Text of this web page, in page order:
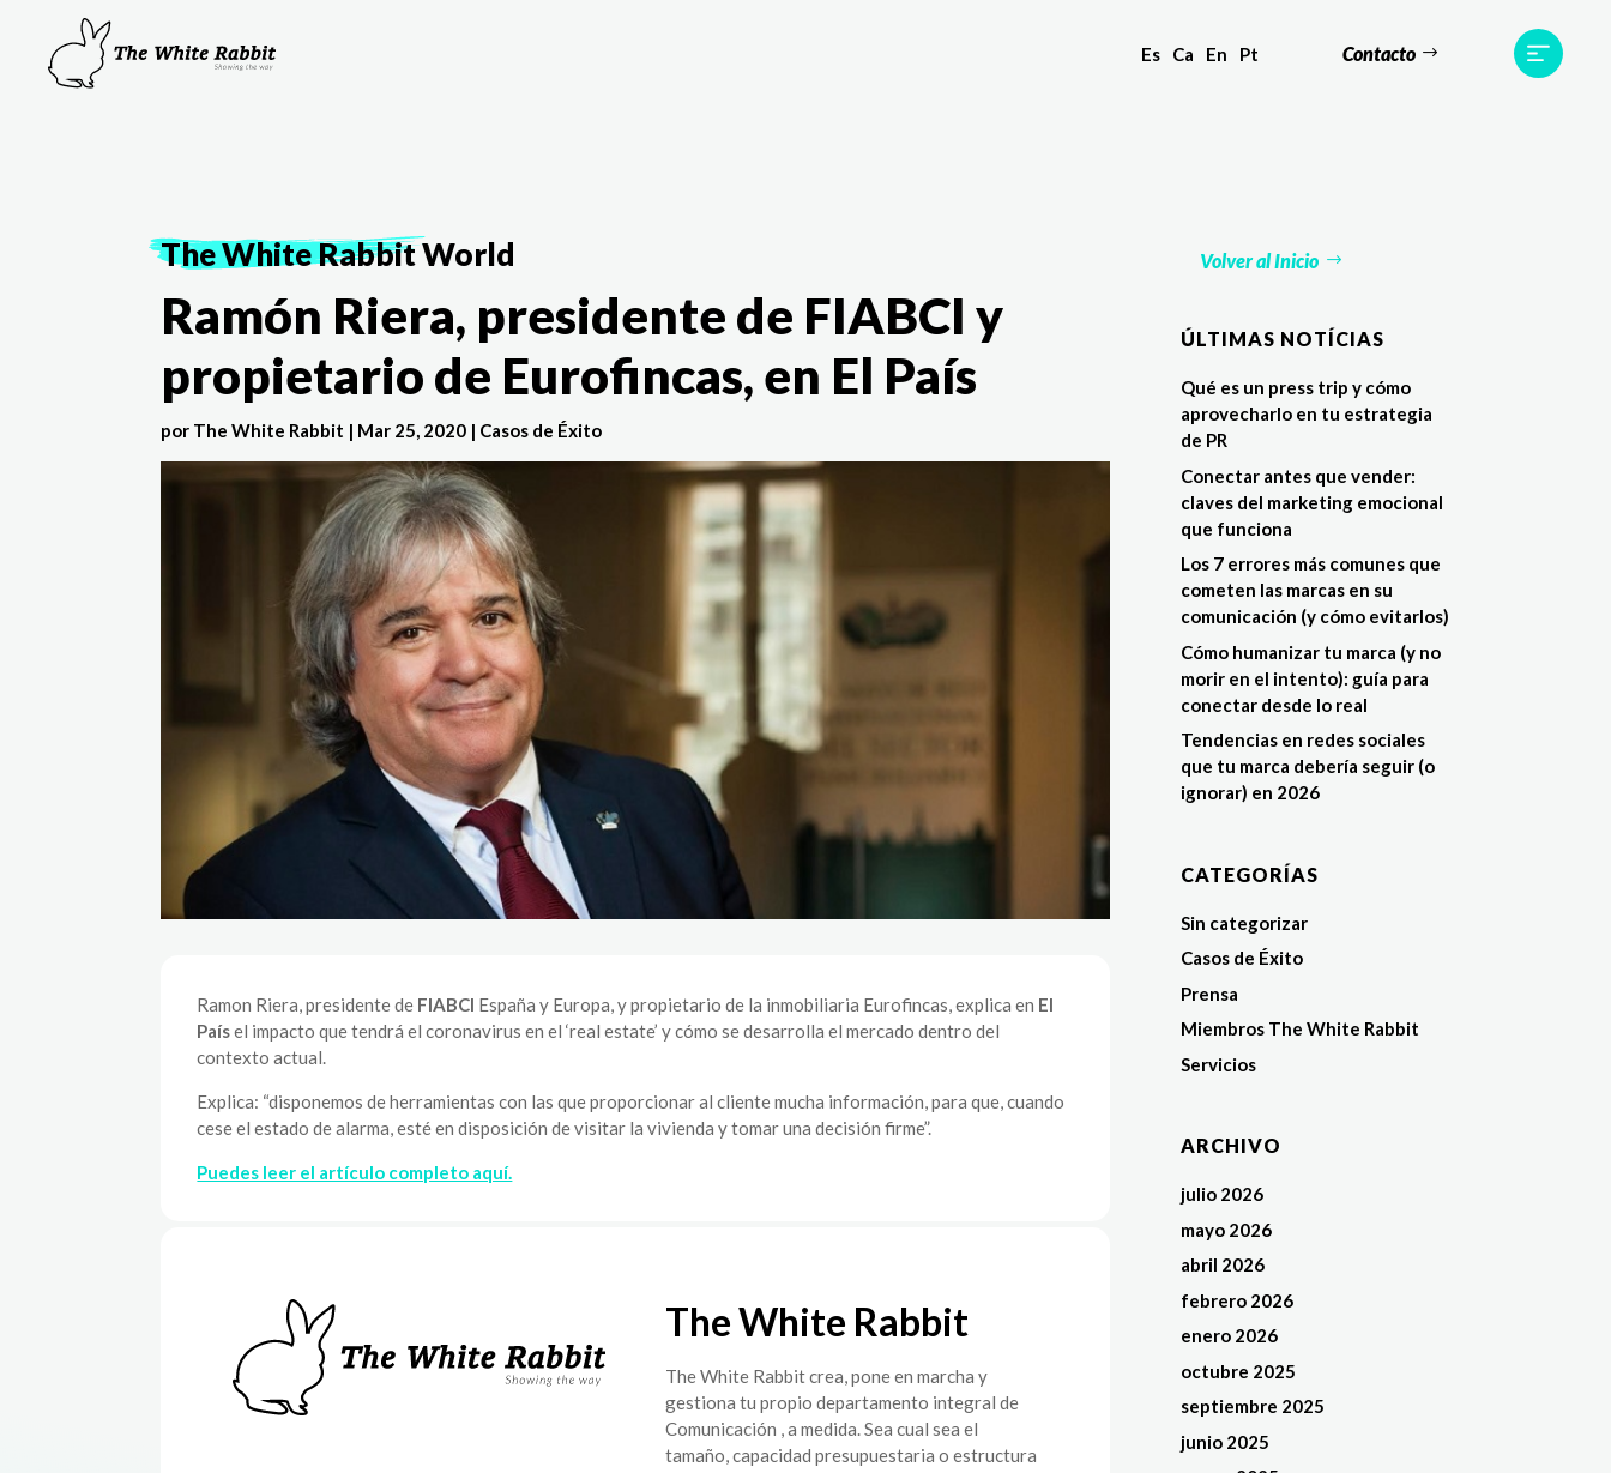
Es Ca En Pt Contacto
The White RabbitWorld Volver al Inicio
Ramón Riera, presidente de FIABCI y
propietario de Eurofincas, en El País
por The White Rabbit | Mar 25, 2020 | Casos de Éxito
Ramon Riera, presidente de FIABCI España y Europa, y propietario de la inmobiliaria Eurofincas, explica en El
Paísel impacto que tendrá el coronavirus en el ‘real estate’ y cómo se desarrolla el mercado dentro del
contexto actual.
Explica: “disponemos de herramientas con las que proporcionar al cliente mucha información, para que, cuando
cese el estado de alarma, esté en disposición de visitar la vivienda y tomar una decisión firme”.
Puedes leer el artículo completo aquí.
The White Rabbit
The White Rabbit crea, pone en marcha y
gestiona tu propio departamento integral de
Comunicación , a medida. Sea cual sea el
tamaño, capacidad presupuestaria o estructura
ÚLTIMAS NOTÍCIAS
Qué es un press trip y cómo
aprovecharlo en tu estrategia
de PR
Conectar antes que vender:
claves del marketing emocional
que funciona
Los 7 errores más comunes que
cometen las marcas en su
comunicación (y cómo evitarlos)
Cómo humanizar tu marca (y no
morir en el intento): guía para
conectar desde lo real
Tendencias en redes sociales
que tu marca debería seguir (o
ignorar) en 2026
CATEGORÍAS
Sin categorizar
Casos de Éxito
Prensa
Miembros The White Rabbit
Servicios
ARCHIVO
julio 2026
mayo 2026
abril 2026
febrero 2026
enero 2026
octubre 2025
septiembre 2025
junio 2025